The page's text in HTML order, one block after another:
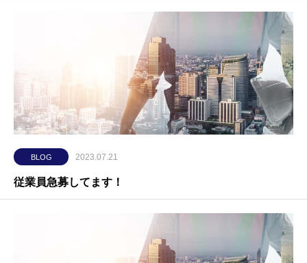
BLOG 2023.07.21
従業員急募してます！